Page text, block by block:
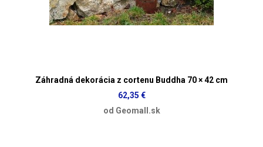
Záhradná dekorácia z cortenu Buddha 70 × 42 cm
62,35 €
od Geomall.sk